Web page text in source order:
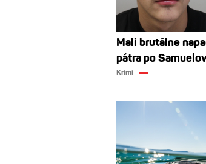
Mali brutálne
pátra po
Krimi